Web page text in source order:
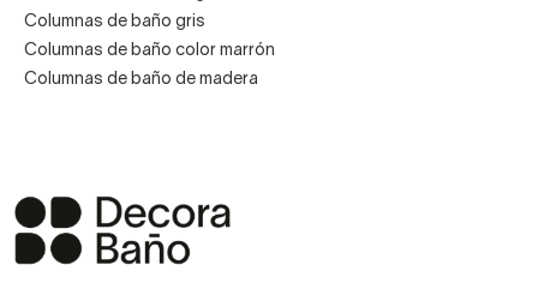
Columnas de baño gris
Columnas de baño color marrón
Columnas de baño de madera